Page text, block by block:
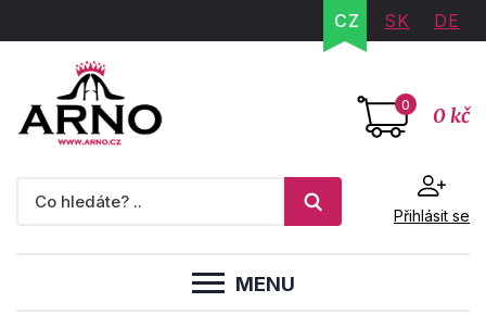
CZ SK DE
0 0 kč
Přihlásit se
MENU